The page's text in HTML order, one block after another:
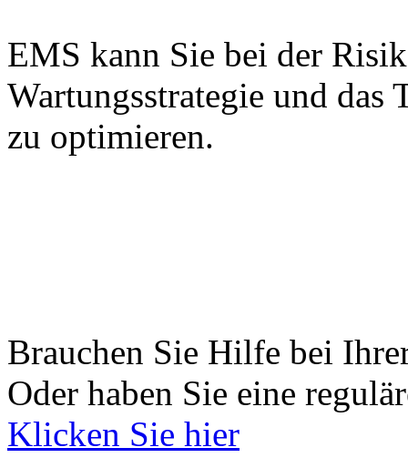
EMS kann Sie bei der
Wartungsstrategie und das
zu optimieren.
Brauchen Sie Hilfe bei
Oder haben Sie eine
Klicken Sie hier